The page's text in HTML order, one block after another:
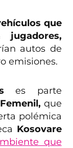
que
autos de
emisiones.
es parte
que
polémica
Kosovare
que